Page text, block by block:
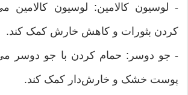
- لوسیون کالامین: لوسیون کالامین
کردن بثورات و کاهش خارش کمک کند.
- جو دوسر: حمام کردن با جو دوسر
پوست خشک و خارش‌دار کمک کند.